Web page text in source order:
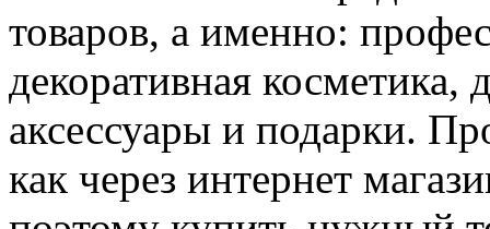
товаров, а именно:
декоративная косметика,
аксессуары и подарки.
как через интернет